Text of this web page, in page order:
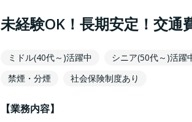
未経験OK！長期安定！交
ミドル(40代～)活躍中
シニア(50代～)活躍
禁煙・分煙
社会保険制度あり
【業務内容】